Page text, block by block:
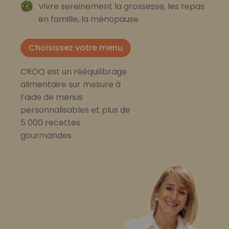
Vivre sereinement la grossesse, les repas
en famille, la ménopause
Choisissez votre menu
CROQ est un rééquilibrage
alimentaire sur mesure à
l’aide de menus
personnalisables et plus de
5 000 recettes
gourmandes